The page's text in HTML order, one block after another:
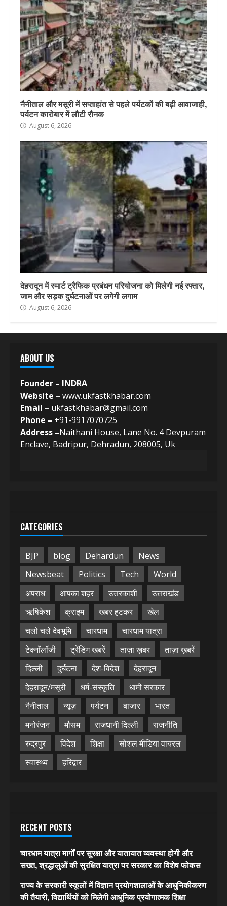
नैनीताल और मसूरी में सप्ताहांत से पहले पर्यटकों की बढ़ी आवाजाही,
पर्यटन कारोबार में लौटी रौनक
August 6, 2026
देहरादून में स्मार्ट ट्रैफिक प्रबंधन परियोजना को मिलेगी नई रफ्तार,
जाम और सड़क दुर्घटनाओं पर लगेगी लगाम
August 6, 2026
ABOUT US
Founder – INDRA
Website – www.ukfastkhabar.com
Email – ukfastkhabar@gmail.com
Phone – +91-9917070725
Address –Naithani House, Lane No. 4 Devpuram
Enclave, Badripur, Dehradun, 208005, Uk
CATEGORIES
BJP blog Dehardun
News
Newsbeat
Politics Tech
World
अपराध
आपका शहर उत्तरकाशी
उत्तराखंड
ऋषिकेश
क्राइम खबर हटकर
खेल
चलो चले देवभूमि
चारधाम
चारधाम यात्रा
टेक्नॉलॉजी
ट्रेंडिंग खबरें ताज़ा ख़बर
ताज़ा ख़बरें
दिल्ली
दुर्घटना देश-विदेश
देहरादून
देहरादून/मसूरी
धर्म-संस्कृति
धामी सरकार
नैनीताल
न्यूज़ पर्यटन बाजार
भारत
मनोरंजन
मौसम राजधानी दिल्ली
राजनीति
रुद्रपुर
विदेश शिक्षा
सोशल मीडिया वायरल
स्वास्थ्य
हरिद्वार
RECENT POSTS
चारधाम यात्रा मार्गों पर सुरक्षा और यातायात व्यवस्था होगी और
सख्त, श्रद्धालुओं की सुरक्षित यात्रा पर सरकार का विशेष फोकस
राज्य के सरकारी स्कूलों में विज्ञान प्रयोगशालाओं के आधुनिकीकरण
की तैयारी, विद्यार्थियों को मिलेगी आधुनिक प्रयोगात्मक शिक्षा